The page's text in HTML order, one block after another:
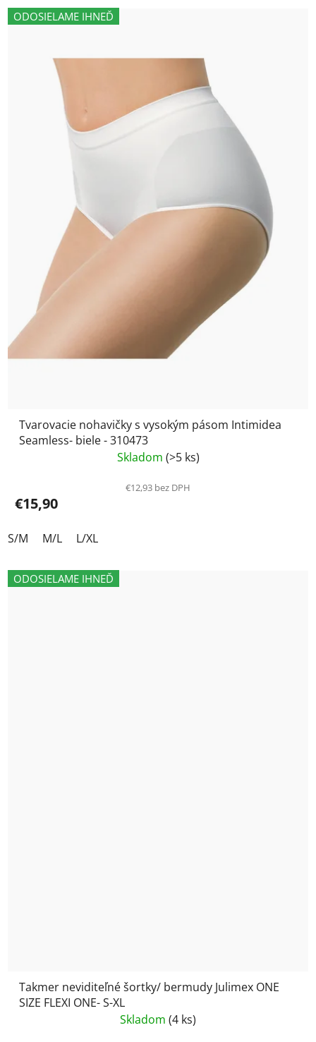
ODOSIELAME IHNEĎ
Tvarovacie nohavičky s vysokým pásom Intimidea
Seamless- biele - 310473
Skladom (>5 ks)
€12,93 bez DPH
€15,90
S/M M/L L/XL
ODOSIELAME IHNEĎ
Takmer neviditeľné šortky/ bermudy Julimex ONE
SIZE FLEXI ONE- S-XL
Skladom (4 ks)